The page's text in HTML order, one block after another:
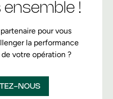
ensemble !
pour vous
la performance
votre opération ?
NOUS